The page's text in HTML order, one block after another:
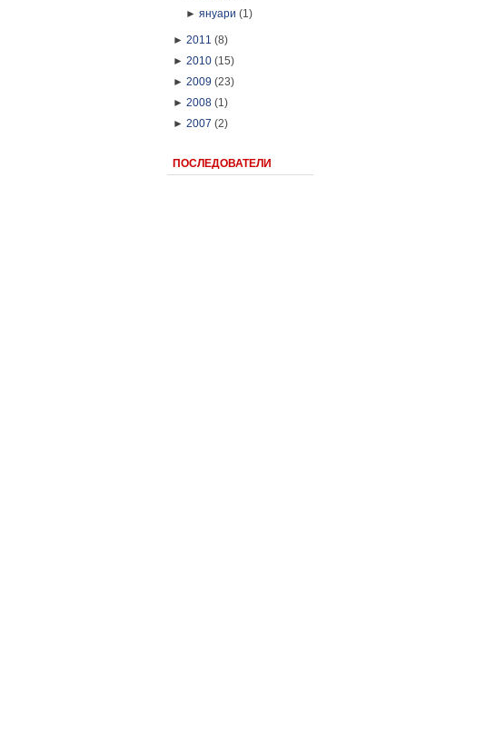
►януари (1)
► 2011 (8)
► 2010 (15)
► 2009 (23)
► 2008 (1)
► 2007 (2)
ПОСЛЕДОВАТЕЛИ